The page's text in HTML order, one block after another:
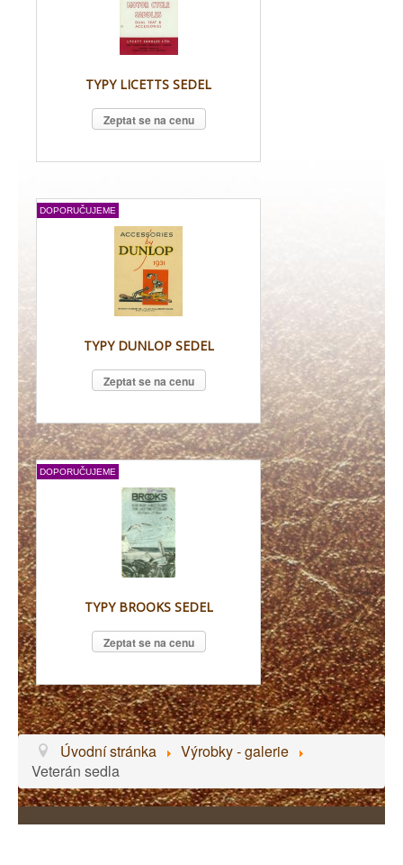
TYPY LICETTS SEDEL
Zeptat se na cenu
DOPORUČUJEME
TYPY DUNLOP SEDEL
Zeptat se na cenu
DOPORUČUJEME
TYPY BROOKS SEDEL
Zeptat se na cenu
Úvodní stránka
Výrobky - galerie
Veterán sedla